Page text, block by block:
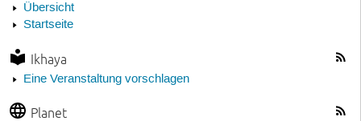
Übersicht
Startseite
Ikhaya
Eine Veranstaltung vorschlagen
Planet